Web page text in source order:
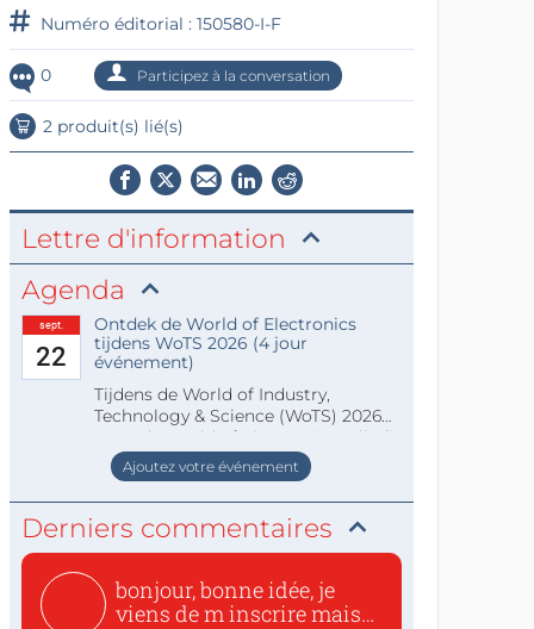
Numéro éditorial : 150580-I-F
0 Participez à la conversation
2 produit(s) lié(s)
Lettre d'information
Agenda
sept.
22
Ontdek de World of Electronics
tijdens WoTS 2026 (4 jour
événement)
Tijdens de World of Industry,
Technology & Science (WoTS) 2026
staat de World of Electronics volledi
Ajoutez votre événement
Derniers commentaires
bonjour, bonne idée, je
viens de m inscrire mais